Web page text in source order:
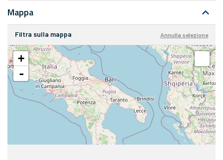
Mappa
Filtra sulla mappa Annulla selezione
+
-